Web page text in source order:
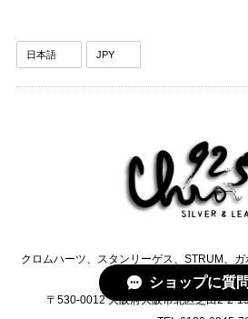
クロムハーツ、スタンリーゲス、STRUM、
ーセレクトショップ
〒530-0012 大阪府大阪市北区芝田2-2-
ショップに質